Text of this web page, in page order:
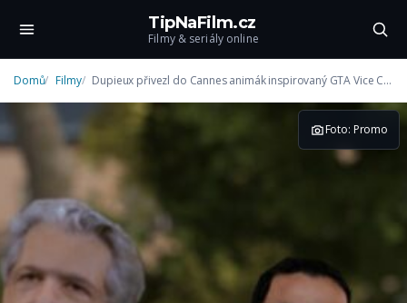
TipNaFilm.cz
Filmy & seriály online
Domů Filmy Dupieux přivezl do Cannes animák inspirovaný GTA Vice City
Foto: Promo